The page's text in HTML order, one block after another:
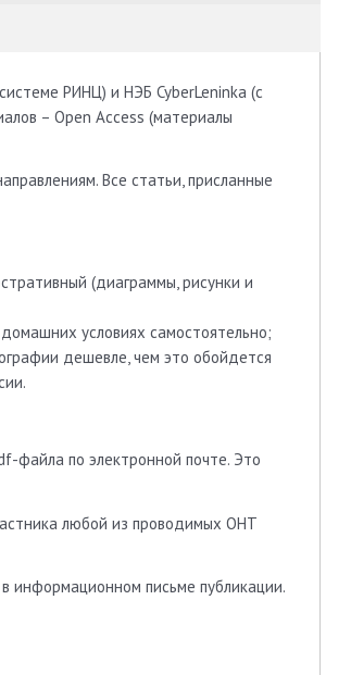
РИНЦ) и НЭБ CyberLeninka (с
– Open Access (материалы
Все статьи, присланные
(диаграммы, рисунки и
условиях самостоятельно;
дешевле, чем это обойдется
файла по электронной почте. Это
любой из проводимых ОНТ
информационном письме публикации.